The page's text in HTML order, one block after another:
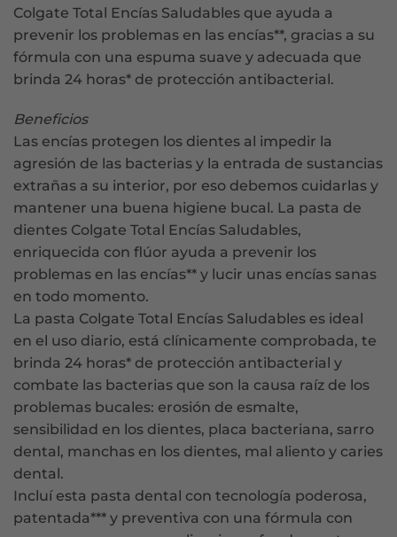
Colgate Total Encías Saludables que ayuda a
prevenir los problemas en las encías**, gracias a su
fórmula con una espuma suave y adecuada que
brinda 24 horas* de protección antibacterial.
Beneficios
Las encías protegen los dientes al impedir la
agresión de las bacterias y la entrada de sustancias
extrañas a su interior, por eso debemos cuidarlas y
mantener una buena higiene bucal. La pasta de
dientes Colgate Total Encías Saludables,
enriquecida con flúor ayuda a prevenir los
problemas en las encías** y lucir unas encías sanas
en todo momento.
La pasta Colgate Total Encías Saludables es ideal
en el uso diario, está clínicamente comprobada, te
brinda 24 horas* de protección antibacterial y
combate las bacterias que son la causa raíz de los
problemas bucales: erosión de esmalte,
sensibilidad en los dientes, placa bacteriana, sarro
dental, manchas en los dientes, mal aliento y caries
dental.
Incluí esta pasta dental con tecnología poderosa,
patentada*** y preventiva con una fórmula con